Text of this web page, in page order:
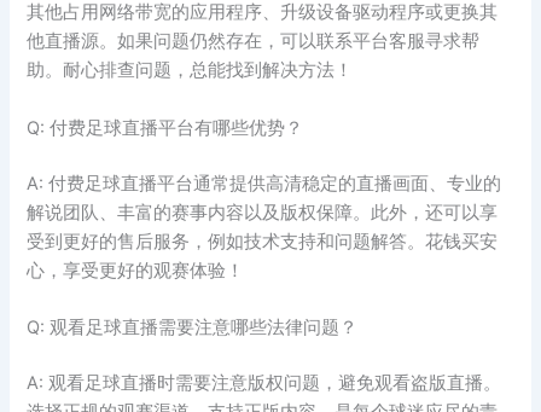
其他占用网络带宽的应用程序、升级设备驱动程序或更换其
他直播源。如果问题仍然存在，可以联系平台客服寻求帮
助。耐心排查问题，总能找到解决方法！
Q: 付费足球直播平台有哪些优势？
A: 付费足球直播平台通常提供高清稳定的直播画面、专业的
解说团队、丰富的赛事内容以及版权保障。此外，还可以享
受到更好的售后服务，例如技术支持和问题解答。花钱买安
心，享受更好的观赛体验！
Q: 观看足球直播需要注意哪些法律问题？
A: 观看足球直播时需要注意版权问题，避免观看盗版直播。